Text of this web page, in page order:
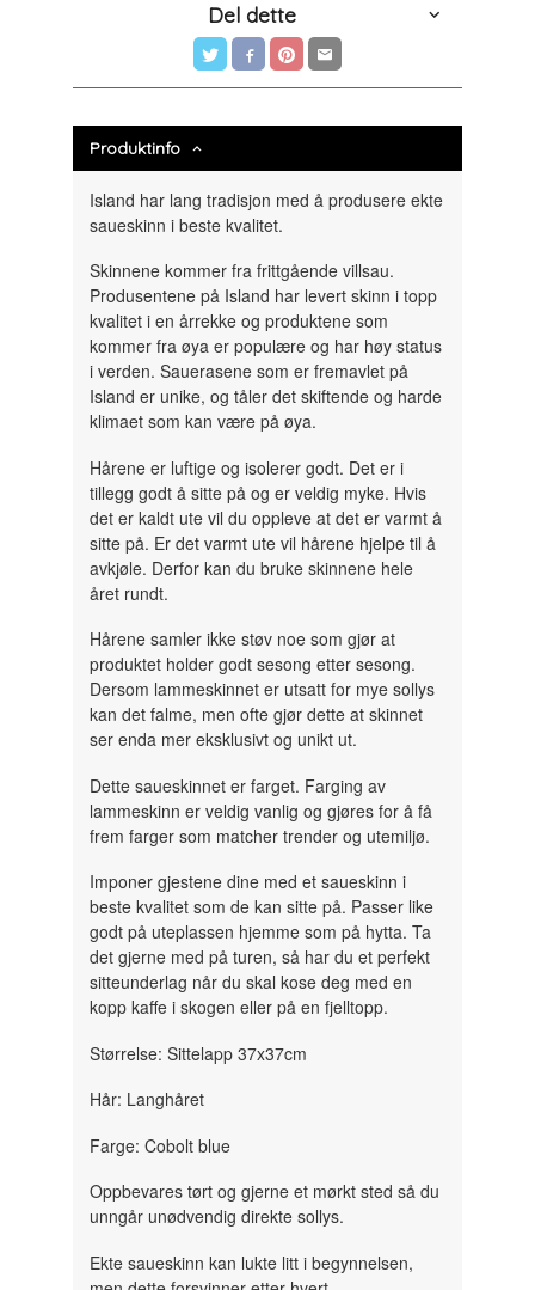
Del dette
Produktinfo
Island har lang tradisjon med å produsere ekte
saueskinn i beste kvalitet.
Skinnene kommer fra frittgående villsau.
Produsentene på Island har levert skinn i topp
kvalitet i en årrekke og produktene som
kommer fra øya er populære og har høy status
i verden. Sauerasene som er fremavlet på
Island er unike, og tåler det skiftende og harde
klimaet som kan være på øya.
Hårene er luftige og isolerer godt. Det er i
tillegg godt å sitte på og er veldig myke. Hvis
det er kaldt ute vil du oppleve at det er varmt å
sitte på. Er det varmt ute vil hårene hjelpe til å
avkjøle. Derfor kan du bruke skinnene hele
året rundt.
Hårene samler ikke støv noe som gjør at
produktet holder godt sesong etter sesong.
Dersom lammeskinnet er utsatt for mye sollys
kan det falme, men ofte gjør dette at skinnet
ser enda mer eksklusivt og unikt ut.
Dette saueskinnet er farget. Farging av
lammeskinn er veldig vanlig og gjøres for å få
frem farger som matcher trender og utemiljø.
Imponer gjestene dine med et saueskinn i
beste kvalitet som de kan sitte på. Passer like
godt på uteplassen hjemme som på hytta. Ta
det gjerne med på turen, så har du et perfekt
sitteunderlag når du skal kose deg med en
kopp kaffe i skogen eller på en fjelltopp.
Størrelse: Sittelapp 37x37cm
Hår: Langhåret
Farge: Cobolt blue
Oppbevares tørt og gjerne et mørkt sted så du
unngår unødvendig direkte sollys.
Ekte saueskinn kan lukte litt i begynnelsen,